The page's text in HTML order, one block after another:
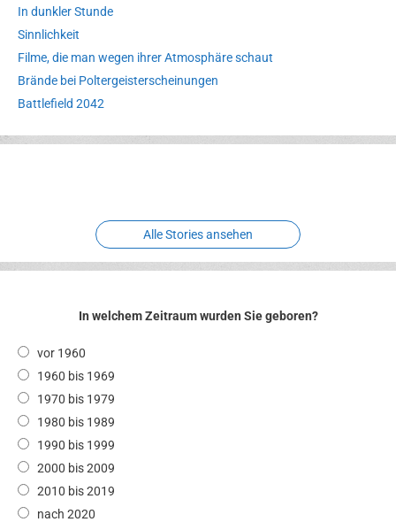
In dunkler Stunde
Sinnlichkeit
Filme, die man wegen ihrer Atmosphäre schaut
Brände bei Poltergeisterscheinungen
Battlefield 2042
Erlebnispark
Verbotene
Alle Stories ansehen
In welchem Zeitraum wurden Sie geboren?
vor 1960
1960 bis 1969
1970 bis 1979
1980 bis 1989
1990 bis 1999
2000 bis 2009
2010 bis 2019
nach 2020